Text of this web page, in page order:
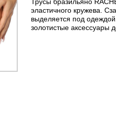
эластичного кружева.
выделяется под
золотистые аксессуары